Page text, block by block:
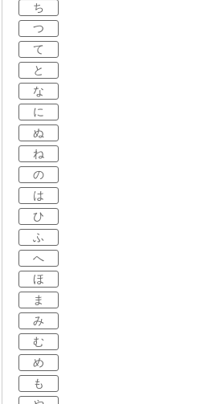
ち
つ
て
と
な
に
ぬ
ね
の
は
ひ
ふ
へ
ほ
ま
み
む
め
も